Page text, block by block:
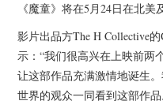
《魔童》将在5月24日在北美
影片出品方The H Collective
示：“我们很高兴在上映前两
让这部作品充满激情地诞生
世界的观众一同看到这部作品